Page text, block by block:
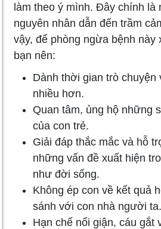
làm theo ý mình. Đây chính là
nguyên nhân dẫn đến trầm
vậy, để phòng ngừa bệnh này
bạn nên:
Dành thời gian trò chuyện
nhiều hơn.
Quan tâm, ủng hộ những
của con trẻ.
Giải đáp thắc mắc và hỗ
những vấn đề xuất hiện
như đời sống.
Không ép con về kết quả
sánh với con nhà người ta.
Hạn chế nổi giận, cáu gắt